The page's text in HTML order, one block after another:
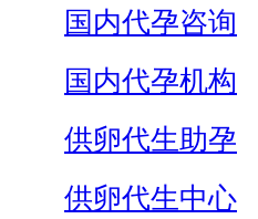
国内代孕咨询
国内代孕机构
供卵代生助孕
供卵代生中心